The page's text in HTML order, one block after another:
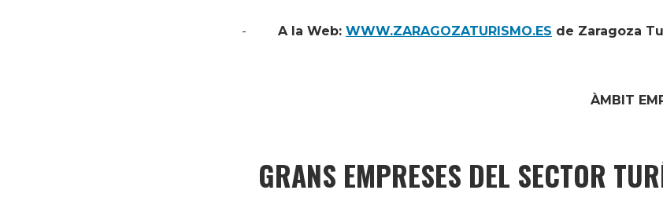
- A la Web: WWW.ZARAGOZATURISMO.ES de Zaragoza
ÀMBIT
GRANS EMPRESES DEL SECTOR